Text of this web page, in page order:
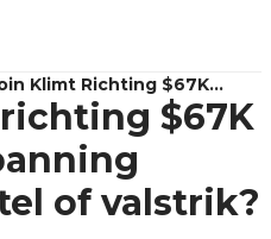
Klimt Richting $67K
Fed-Spanning Oploopt:
Of Valstrik?
$67K
of valstrik?